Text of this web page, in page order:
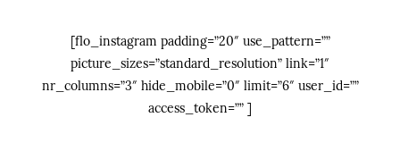
[flo_instagram padding=”20″ use_pattern=””
picture_sizes=”standard_resolution” link=”1″
nr_columns=”3″ hide_mobile=”0″ limit=”6″ user_id=””
access_token=”” ]